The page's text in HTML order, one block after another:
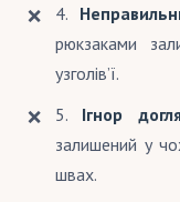
4.
рюкзаками
узголів’ї.
5. Ігнор
залишений у
швах.